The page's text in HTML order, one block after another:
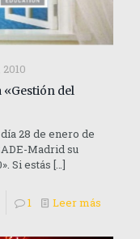
«Gestión del
28 de enero de
Madrid su
Si estás […]
1 Leer más